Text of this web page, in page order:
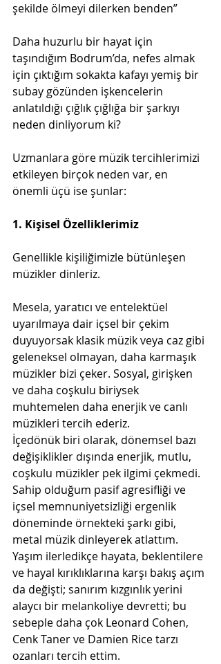
şekilde ölmeyi dilerken benden”
Daha huzurlu bir hayat için
taşındığım Bodrum’da, nefes almak
için çıktığım sokakta kafayı yemiş bir
subay gözünden işkencelerin
anlatıldığı çığlık çığlığa bir şarkıyı
neden dinliyorum ki?
Uzmanlara göre müzik tercihlerimizi
etkileyen birçok neden var, en
önemli üçü ise şunlar:
1. Kişisel Özelliklerimiz
Genellikle kişiliğimizle bütünleşen
müzikler dinleriz.
Mesela, yaratıcı ve entelektüel
uyarılmaya dair içsel bir çekim
duyuyorsak klasik müzik veya caz gibi
geleneksel olmayan, daha karmaşık
müzikler bizi çeker. Sosyal, girişken
ve daha coşkulu biriysek
muhtemelen daha enerjik ve canlı
müzikleri tercih ederiz.
İçedönük biri olarak, dönemsel bazı
değişiklikler dışında enerjik, mutlu,
coşkulu müzikler pek ilgimi çekmedi.
Sahip olduğum pasif agresifliği ve
içsel memnuniyetsizliği ergenlik
döneminde örnekteki şarkı gibi,
metal müzik dinleyerek atlattım.
Yaşım ilerledikçe hayata, beklentilere
ve hayal kırıklıklarına karşı bakış açım
da değişti; sanırım kızgınlık yerini
alaycı bir melankoliye devretti; bu
sebeple daha çok Leonard Cohen,
Cenk Taner ve Damien Rice tarzı
ozanları tercih ettim.